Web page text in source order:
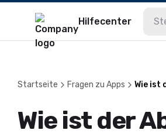
Hilfecenter
Startseite Fragen zu Apps Wie ist
Wie ist der